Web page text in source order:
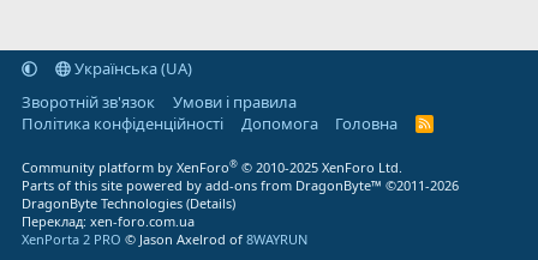
Українська (UA)
Зворотній зв'язок
Умови і правила
Політика конфіденційності
Дoпoмoга Головна
R
Community platform by XenForo® © 2010-2025 XenForo Ltd.
Parts of this site powered byadd-ons from DragonByte™ ©2011-2026
DragonByte Technologies (Details)
Переклад:xen-foro.com.ua
XenPorta 2 PRO © Jason Axelrod of8WAYRUN